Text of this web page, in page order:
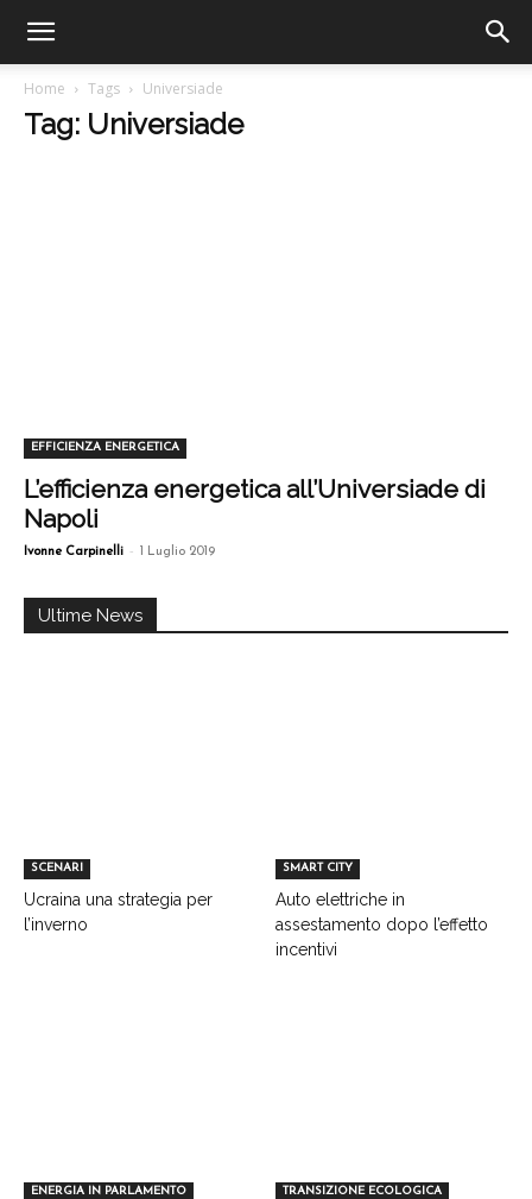
Home Tags Universiade
Tag: Universiade
EFFICIENZA ENERGETICA
L’efficienza energetica all’Universiade di
Napoli
Ivonne Carpinelli - 1 Luglio 2019
Ultime News
SCENARI
Ucraina una strategia per
l’inverno
SMART CITY
Auto elettriche in
assestamento dopo l’effetto
incentivi
ENERGIA IN PARLAMENTO TRANSIZIONE ECOLOGICA